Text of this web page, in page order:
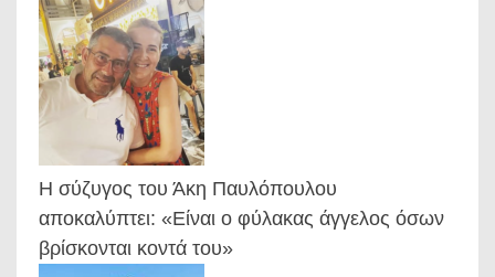
Η σύζυγος του Άκη Παυλόπουλου
αποκαλύπτει: «Είναι ο φύλακας άγγελος όσων
βρίσκονται κοντά του»